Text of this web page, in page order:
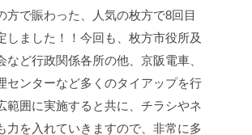
方で賑わった、人気の枚方で8回目
しました！！ 今回も、枚方市役所及
など行政関係各所の他、京阪電車、
センターなど多くのタイアップを行
範囲に実施すると共に、チラシやネ
力を入れていきますので、非常に多